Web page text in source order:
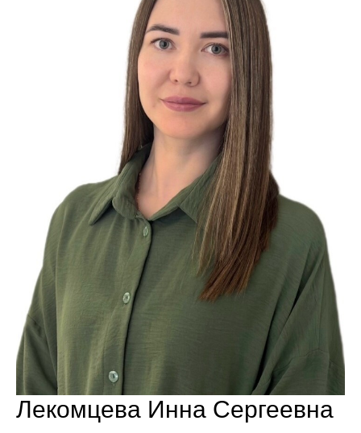
Лекомцева Инна Сергеевна